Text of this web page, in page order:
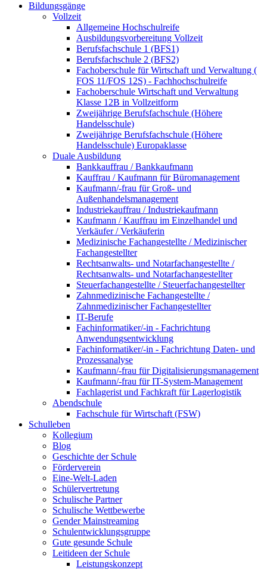
Bildungsgänge
Vollzeit
Allgemeine Hochschulreife
Ausbildungsvorbereitung Vollzeit
Berufsfachschule 1 (BFS1)
Berufsfachschule 2 (BFS2)
Fachoberschule für Wirtschaft und Verwaltung (
FOS 11/FOS 12S) - Fachhochschulreife
Fachoberschule Wirtschaft und Verwaltung
Klasse 12B in Vollzeitform
Zweijährige Berufsfachschule (Höhere
Handelsschule)
Zweijährige Berufsfachschule (Höhere
Handelsschule) Europaklasse
Duale Ausbildung
Bankkauffrau / Bankkaufmann
Kauffrau / Kaufmann für Büromanagement
Kaufmann/-frau für Groß- und
Außenhandelsmanagement
Industriekauffrau / Industriekaufmann
Kaufmann / Kauffrau im Einzelhandel und
Verkäufer / Verkäuferin
Medizinische Fachangestellte / Medizinischer
Fachangestellter
Rechtsanwalts- und Notarfachangestellte /
Rechtsanwalts- und Notarfachangestellter
Steuerfachangestellte / Steuerfachangestellter
Zahnmedizinische Fachangestellte /
Zahnmedizinischer Fachangestellter
IT-Berufe
Fachinformatiker/-in - Fachrichtung
Anwendungsentwicklung
Fachinformatiker/-in - Fachrichtung Daten- und
Prozessanalyse
Kaufmann/-frau für Digitalisierungsmanagement
Kaufmann/-frau für IT-System-Management
Fachlagerist und Fachkraft für Lagerlogistik
Abendschule
Fachschule für Wirtschaft (FSW)
Schulleben
Kollegium
Blog
Geschichte der Schule
Förderverein
Eine-Welt-Laden
Schülervertretung
Schulische Partner
Schulische Wettbewerbe
Gender Mainstreaming
Schulentwicklungsgruppe
Gute gesunde Schule
Leitideen der Schule
Leistungskonzept